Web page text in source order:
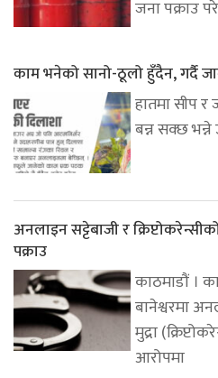
जना पक्राउ
काम भनेको सानो-ठूलो हुँदैन, गर्दै
हातमा सीप र
बन्न सक्छ भन्ने
अनलाइन सट्टेबाजी र
पक्राउ
काठमाडौं ।
बानेश्वरमा
मुद्रा
आरोपमा